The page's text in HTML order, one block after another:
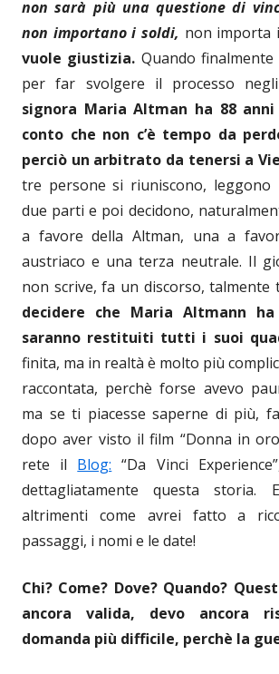
non sarà più una questione di
non importano i soldi, non importa
vuole giustizia. Quando
per far svolgere il processo
signora Maria Altman ha 88
conto che non c’è tempo da
perciò un arbitrato da tenersi a
tre persone si riuniscono, leggono
due parti e poi decidono,
a favore della Altman, una a
austriaco e una terza neutrale. Il
non scrive, fa un discorso, talmente
decidere che Maria Altmann
saranno restituiti tutti i suoi
finita, ma in realtà è molto più
raccontata, perchè forse avevo
ma se ti piacesse saperne di più,
dopo aver visto il film “Donna in
rete il Blog: “Da Vinci
dettagliatamente questa storia.
altrimenti come avrei fatto a
passaggi, i nomi e le date!
Chi? Come? Dove? Quando?
ancora valida, devo ancora
domanda più difficile, perchè la